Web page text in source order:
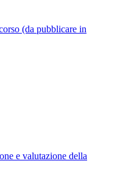
(da pubblicare in
e valutazione della